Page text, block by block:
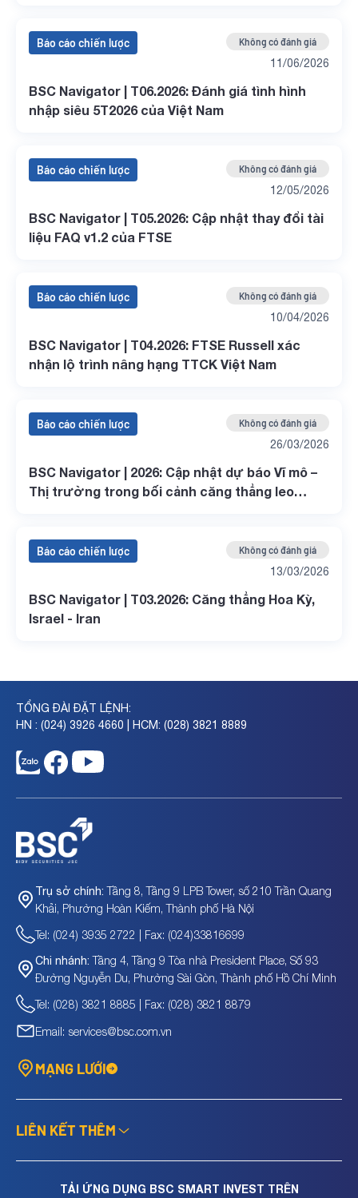
Báo cáo chiến lược Không có đánh giá
11/06/2026
BSC Navigator | T06.2026: Đánh giá tình hình
nhập siêu 5T2026 của Việt Nam
Báo cáo chiến lược Không có đánh giá
12/05/2026
BSC Navigator | T05.2026: Cập nhật thay đổi tài
liệu FAQ v1.2 của FTSE
Báo cáo chiến lược Không có đánh giá
10/04/2026
BSC Navigator | T04.2026: FTSE Russell xác
nhận lộ trình nâng hạng TTCK Việt Nam
Báo cáo chiến lược Không có đánh giá
26/03/2026
BSC Navigator | 2026: Cập nhật dự báo Vĩ mô –
Thị trường trong bối cảnh căng thẳng leo
Báo cáo chiến lược Không có đánh giá
13/03/2026
BSC Navigator | T03.2026: Căng thẳng Hoa Kỳ,
Israel - Iran
TỔNG ĐÀI ĐẶT LỆNH:
HN : (024) 3926 4660 | HCM: (028) 3821 8889
Trụ sở chính: Tầng 8, Tầng 9 LPB Tower, số 210 Trần Quang
Khải, Phường Hoàn Kiếm, Thành phố Hà Nội
Tel: (024) 3935 2722 | Fax: (024)33816699
Chi nhánh: Tầng 4, Tầng 9 Tòa nhà President Place, Số 93
Đường Nguyễn Du, Phường Sài Gòn, Thành phố Hồ Chí Minh
Tel: (028) 3821 8885 | Fax: (028) 3821 8879
Email: services@bsc.com.vn
MẠNG LƯỚI
LIÊN KẾT THÊM
TẢI ỨNG DỤNG BSC SMART INVEST TRÊN